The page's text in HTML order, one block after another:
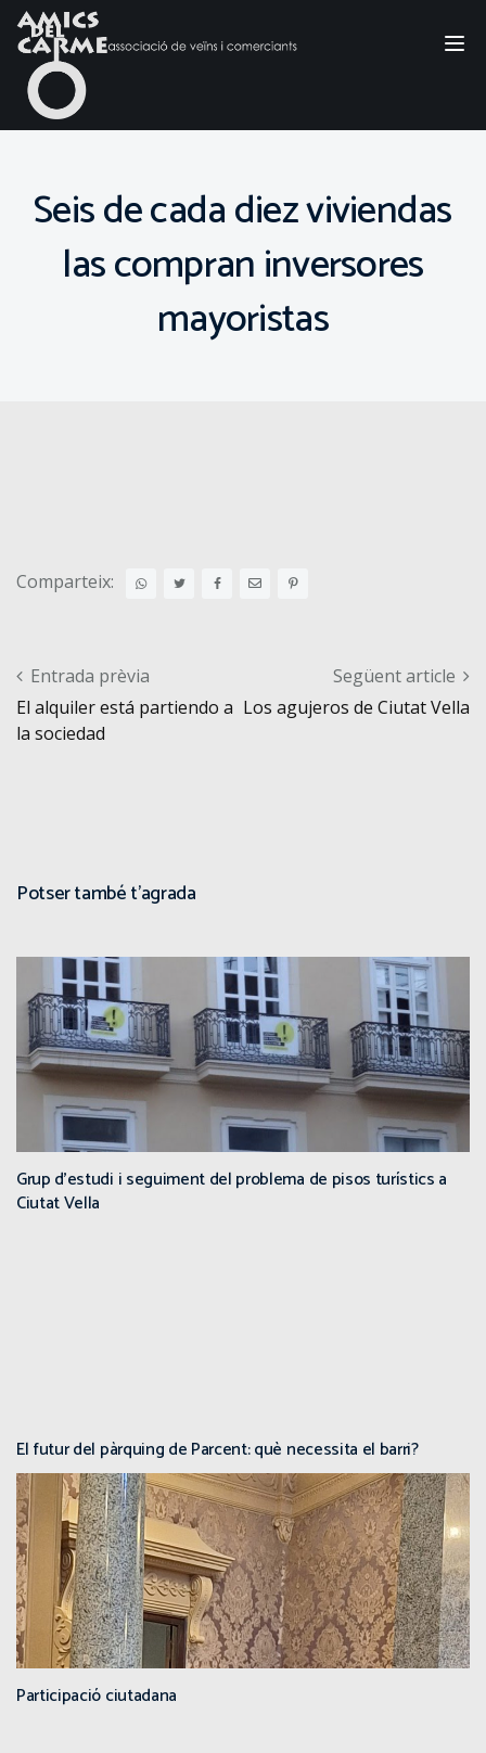
Seis de cada diez viviendas
las compran inversores
mayoristas
Comparteix:
Post navigation
Entrada prèvia
El alquiler está partiendo a
la sociedad
Següent article
Los agujeros de Ciutat Vella
Potser també t'agrada
Grup d’estudi i seguiment del problema de pisos turístics a
Ciutat Vella
El futur del pàrquing de Parcent: què necessita el barri?
Participació ciutadana